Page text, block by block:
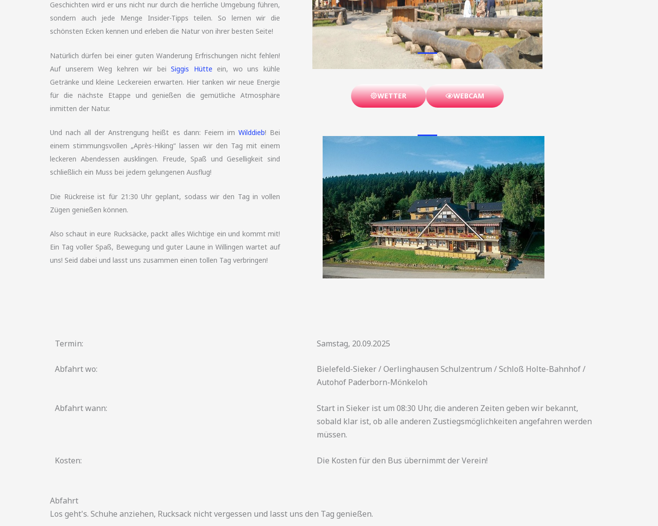
Geschichten wird er uns nicht nur durch die herrliche Umgebung führen,
sondern auch jede Menge Insider-Tipps teilen. So lernen wir die
schönsten Ecken kennen und erleben die Natur von ihrer besten Seite!
Natürlich dürfen bei einer guten Wanderung Erfrischungen nicht fehlen!
Auf unserem Weg kehren wir beiSiggis Hütte ein, wo uns kühle
Getränke und kleine Leckereien erwarten. Hier tanken wir neue Energie
für die nächste Etappe und genießen die gemütliche Atmosphäre
inmitten der Natur.
Und nach all der Anstrengung heißt es dann: Feiern im Wilddieb! Bei
einem stimmungsvollen „Après-Hiking“ lassen wir den Tag mit einem
leckeren Abendessen ausklingen. Freude, Spaß und Geselligkeit sind
schließlich ein Muss bei jedem gelungenen Ausflug!
Die Rückreise ist für 21:30 Uhr geplant, sodass wir den Tag in vollen
Zügen genießen können.
Also schaut in eure Rucksäcke, packt alles Wichtige ein und kommt mit!
Ein Tag voller Spaß, Bewegung und guter Laune in Willingen wartet auf
uns! Seid dabei und lasst uns zusammen einen tollen Tag verbringen!
WETTER WEBCAM
Termin: Samstag, 20.09.2025
Abfahrt wo:
Bielefeld-Sieker / Oerlinghausen Schulzentrum / Schloß Holte-Bahnhof /
Autohof Paderborn-Mönkeloh
Abfahrt wann:
Start in Sieker ist um 08:30 Uhr, die anderen Zeiten geben wir bekannt,
sobald klar ist, ob alle anderen Zustiegsmöglichkeiten angefahren werden
müssen.
Kosten: Die Kosten für den Bus übernimmt der Verein!
Abfahrt
Los geht's. Schuhe anziehen, Rucksack nicht vergessen und lasst uns den Tag genießen.